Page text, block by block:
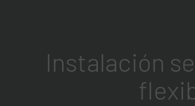
Instalación